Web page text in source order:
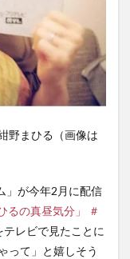
野まひる（画像は
」が今年2月に配信
るの真昼気分」 ＃
テレビで見たことに
って」と嬉しそう